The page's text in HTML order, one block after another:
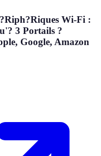
Wi-Fi :
3 Portails ?
Google, Amazon